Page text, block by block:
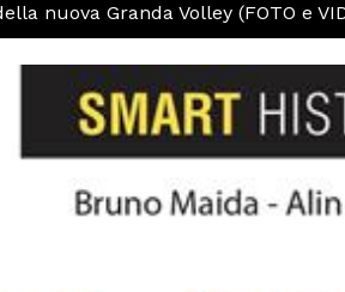
Granda Volley (FOTO e VIDEO)